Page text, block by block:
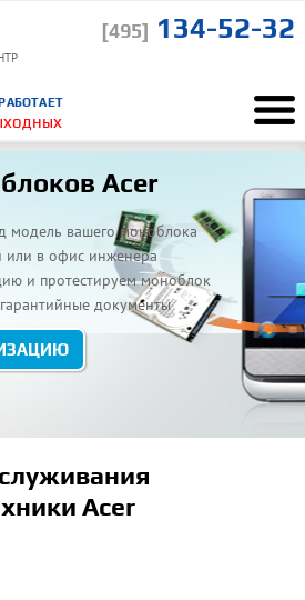
[495] 134-52-32
отвез и привез ноутбук
Acer
модель вашего моноблока
в офис инженера
и протестируем моноблок
документы
Acer